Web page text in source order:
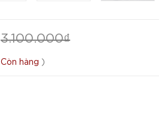
3.100.000₫
Còn hàng )